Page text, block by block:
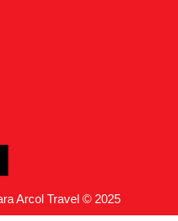
Arcol Travel © 2025